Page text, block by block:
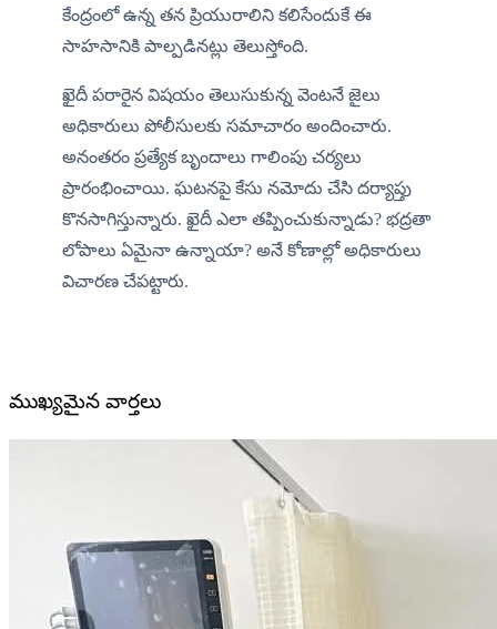
కేంద్రంలో ఉన్న తన ప్రియురాలిని కలిసేందుకే ఈ
సాహసానికి పాల్పడినట్లు తెలుస్తోంది.
ఖైదీ పరారైన విషయం తెలుసుకున్న వెంటనే జైలు
అధికారులు పోలీసులకు సమాచారం అందించారు.
అనంతరం ప్రత్యేక బృందాలు గాలింపు చర్యలు
ప్రారంభించాయి. ఘటనపై కేసు నమోదు చేసి దర్యాప్తు
కొనసాగిస్తున్నారు. ఖైదీ ఎలా తప్పించుకున్నాడు? భద్రతా
లోపాలు ఏమైనా ఉన్నాయా? అనే కోణాల్లో అధికారులు
విచారణ చేపట్టారు.
సంబంధిత వార్తలు